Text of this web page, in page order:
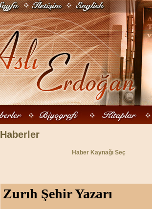
Haberler
Haber Kaynağı Seç
Zurıh Şehir Yazarı